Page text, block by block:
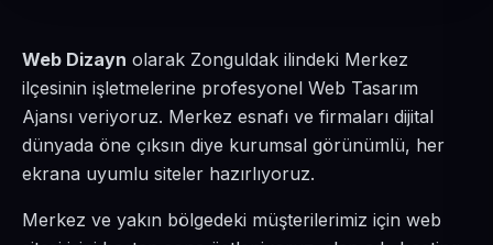
Web Dizayn olarak Zonguldak ilindeki Merkez
ilçesinin işletmelerine profesyonel Web Tasarım
Ajansı veriyoruz. Merkez esnafı ve firmaları dijital
dünyada öne çıksın diye kurumsal görünümlü, her
ekrana uyumlu siteler hazırlıyoruz.
Merkez ve yakın bölgedeki müşterilerimiz için web